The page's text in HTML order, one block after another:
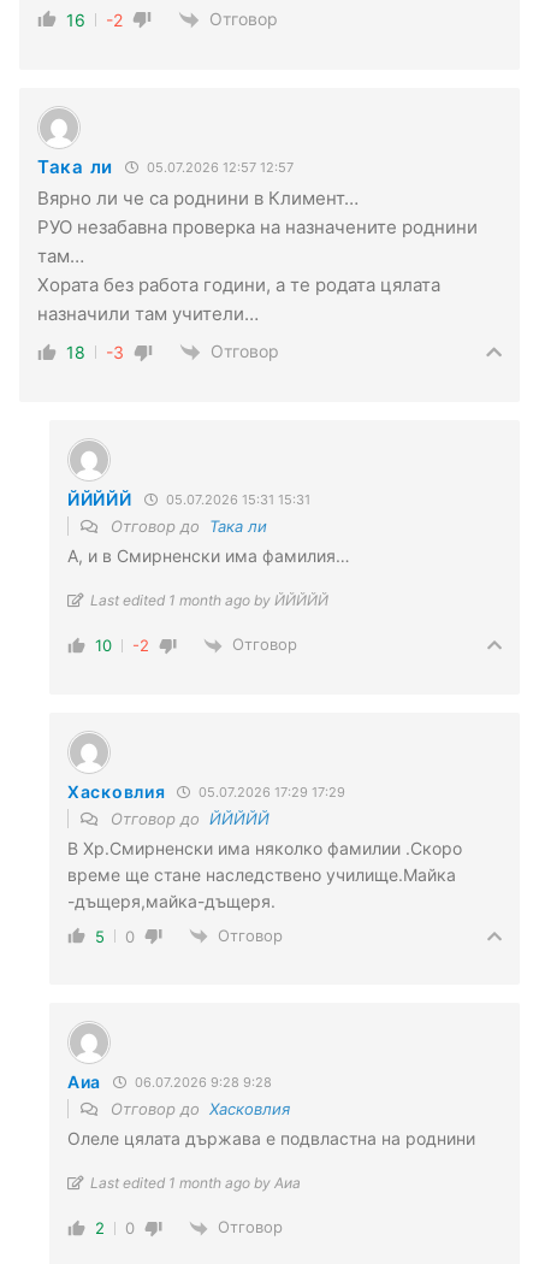
16 -2 Отговор
Така ли 05.07.2026 12:57 12:57
Вярно ли че са роднини в Климент…
РУО незабавна проверка на назначените роднини
там…
Хората без работа години, а те родата цялата
назначили там учители…
18 -3 Отговор
ЙЙЙЙЙ 05.07.2026 15:31 15:31
Отговор до Така ли
А, и в Смирненски има фамилия…
Last edited 1 month ago by ЙЙЙЙЙ
10 -2 Отговор
Хасковлия 05.07.2026 17:29 17:29
Отговор до ЙЙЙЙЙ
В Хр.Смирненски има няколко фамилии .Скоро
време ще стане наследствено училище.Майка
-дъщеря,майка-дъщеря.
5 0 Отговор
Аиа 06.07.2026 9:28 9:28
Отговор до Хасковлия
Олеле цялата държава е подвластна на роднини
Last edited 1 month ago by Аиа
2 0 Отговор